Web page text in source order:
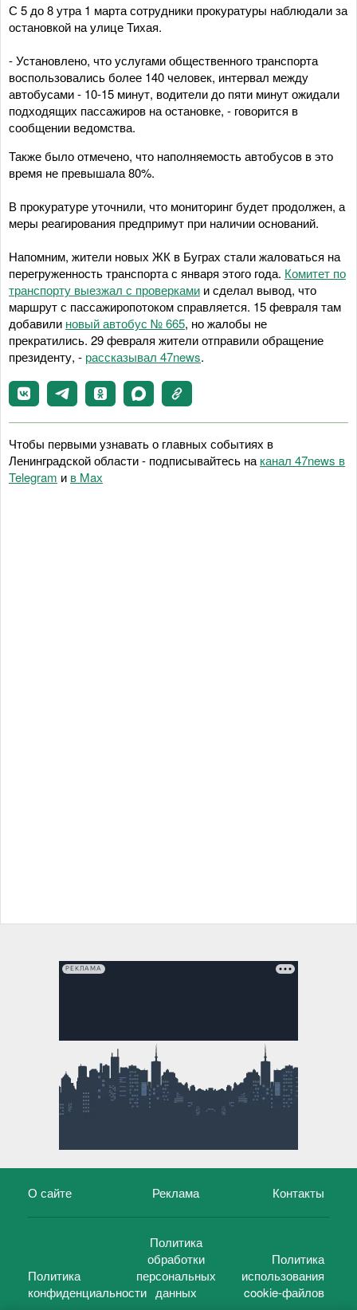
С 5 до 8 утра 1 марта сотрудники прокуратуры наблюдали за
остановкой на улице Тихая.
- Установлено, что услугами общественного транспорта
воспользовались более 140 человек, интервал между
автобусами - 10-15 минут, водители до пяти минут ожидали
подходящих пассажиров на остановке, - говорится в
сообщении ведомства.
Также было отмечено, что наполняемость автобусов в это
время не превышала 80%.
В прокуратуре уточнили, что мониторинг будет продолжен, а
меры реагирования предпримут при наличии оснований.
Напомним, жители новых ЖК в Буграх стали жаловаться на
перегруженность транспорта с января этого года. Комитет по
транспорту выезжал с проверками и сделал вывод, что
маршрут с пассажиропотоком справляется. 15 февраля там
добавили новый автобус № 665, но жалобы не
прекратились. 29 февраля жители отправили обращение
президенту, - рассказывал 47news.
Чтобы первыми узнавать о главных событиях в
Ленинградской области - подписывайтесь на канал 47news в
Telegram и в Maх
РЕКЛАМА
О сайте Реклама Контакты
Политика
конфиденциальности
Политика
обработки
персональных
данных
Политика
использования
cookie-файлов